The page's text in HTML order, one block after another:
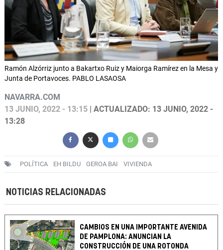
Ramón Alzórriz junto a Bakartxo Ruiz y Maiorga Ramírez en la Mesa y
Junta de Portavoces. PABLO LASAOSA
NAVARRA.COM
13 JUNIO, 2022 - 13:15 | ACTUALIZADO: 13 JUNIO, 2022 -
13:28
POLÍTICA EH BILDU GEROA BAI VIVIENDA
NOTICIAS RELACIONADAS
CAMBIOS EN UNA IMPORTANTE AVENIDA
DE PAMPLONA: ANUNCIAN LA
CONSTRUCCIÓN DE UNA ROTONDA